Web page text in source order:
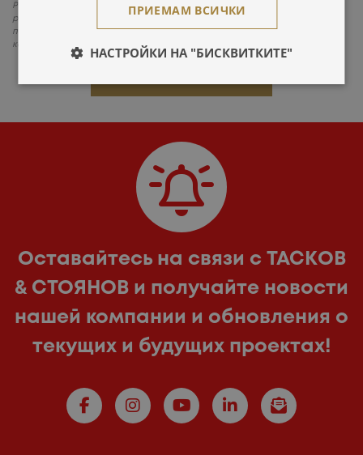
Регламента (ЕС) № 2016/679. На следующем этапе вы сможете
разрешить или отказаться от хранения и обработки ваших
персональных данных. Вы сможете сделать свой выбор в письме,
которое мы отправим вам после получения вашего запроса.
Оставайтесь на связи с ТАСКОВ
& СТОЯНОВ и получайте новости
нашей компании и обновления о
текущих и будущих проектах!
ПРИЕМАМ ВСИЧКИ
НАСТРОЙКИ НА "БИСКВИТКИТЕ"